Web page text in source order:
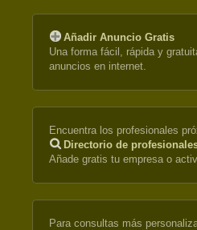
Añadir Anuncio Gratis
Una forma fácil, rápida y
anuncios en internet.
Encuentra los profesionales
Directorio de
Añade gratis tu empresa o
Para consultas más